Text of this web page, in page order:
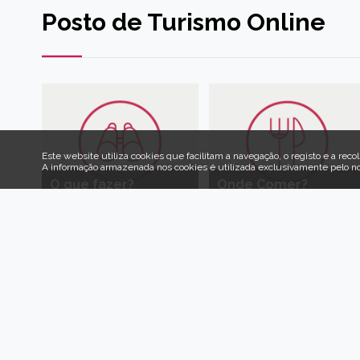
Este website utiliza cookies que facilitam a navegação, o registo e a
A informação armazenada nos cookies é utilizada exclusivamente pelo
Posto de Turismo Online